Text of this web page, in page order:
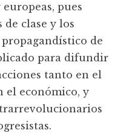
pues
de clase y los
de
para difundir
tanto en el
el económico, y